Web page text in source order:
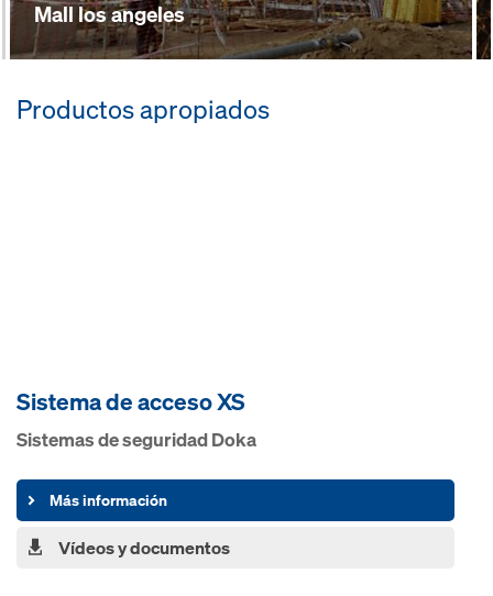
Mall los angeles
Productos apropiados
Sistema de acceso XS
Sistemas de seguridad Doka
Más información
Vídeos y documentos